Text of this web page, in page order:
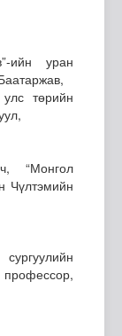
ийн уран
төрийн
“Монгол
Чүлтэмийн